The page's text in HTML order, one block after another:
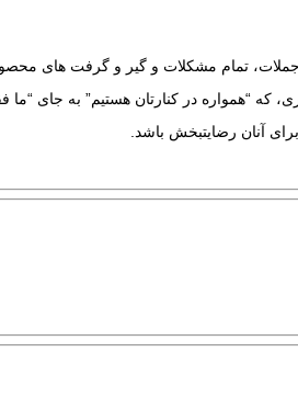
جملات، تمام مشکلات و گیر و گرفت های
که “همواره در کنارتان هستیم” به جای “ما
آنان رضایتبخش باشد.